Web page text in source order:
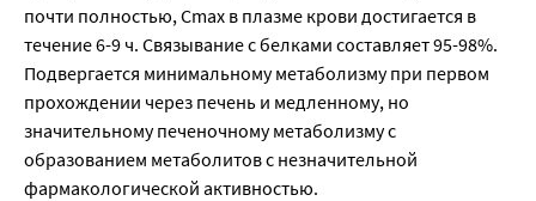
почти полностью, Cmax в плазме крови достигается в
течение 6-9 ч. Связывание с белками составляет 95-98%.
Подвергается минимальному метаболизму при первом
прохождении через печень и медленному, но
значительному печеночному метаболизму с
образованием метаболитов с незначительной
фармакологической активностью.